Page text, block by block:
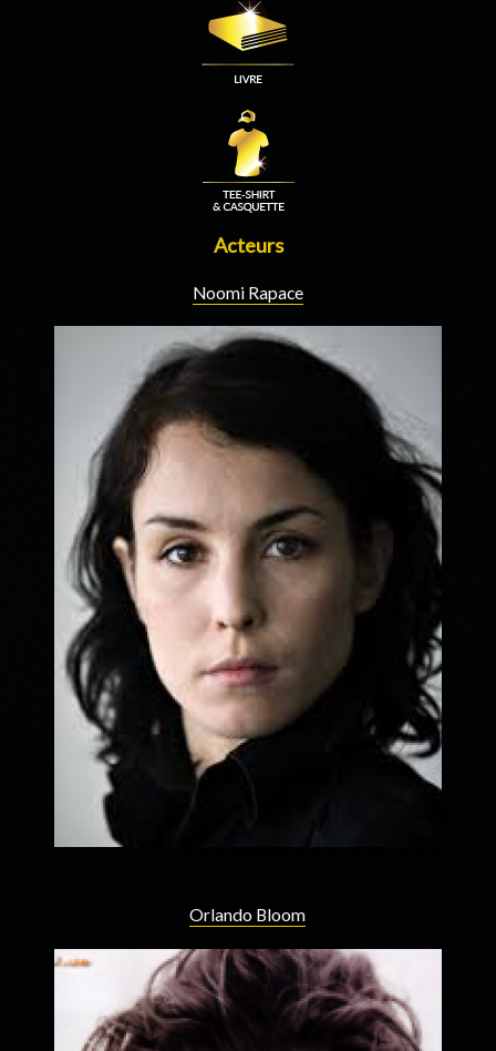
Acteurs
Noomi Rapace
Orlando Bloom